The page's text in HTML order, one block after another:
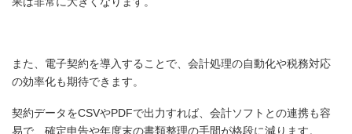
また、電子契約を導入することで、会計処理の自動化や税務対応
の効率化も期待できます。
契約データをCSVやPDFで出力すれば、会計ソフトとの連携も容
易で、確定申告や年度末の書類整理の手間が格段に減ります。